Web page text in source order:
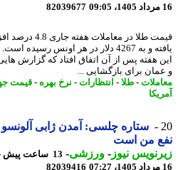
82039677
قیمت طلا در معاملات هفته جاری 4.8 درصد افزایش
یافته و به 4267 دلار در هر اونس رسیده است. - در
هفته پس از آن اتفاق افتاد که گزارش هایی
برای بازگشایی ...
-طلا-انتظارات- نرخ بهره -قیمت جهانی
ستاره چلسی: آمدن ژابی آلونسو به
من است
نیوز-ورزشی-
13 ساعت پیش -
82039416